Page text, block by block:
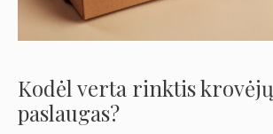
Kodėl verta rinktis krovėjų
paslaugas?